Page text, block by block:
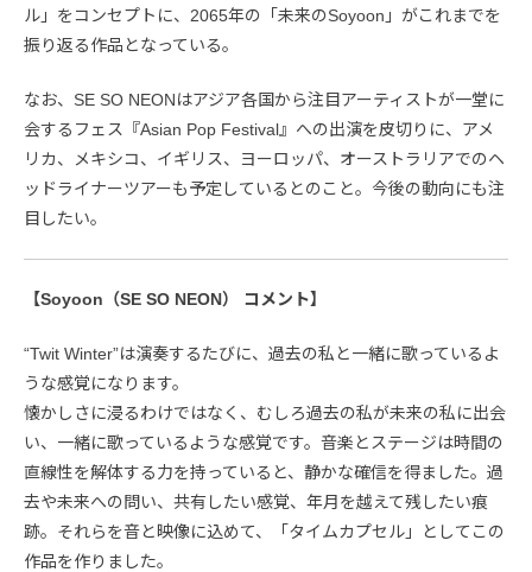
ル」をコンセプトに、2065年の「未来のSoyoon」がこれまでを
振り返る作品となっている。
なお、SE SO NEONはアジア各国から注目アーティストが一堂に
会するフェス『Asian Pop Festival』への出演を皮切りに、アメ
リカ、メキシコ、イギリス、ヨーロッパ、オーストラリアでのヘ
ッドライナーツアーも予定しているとのこと。今後の動向にも注
目したい。
【Soyoon（SE SO NEON） コメント】
“Twit Winter”は演奏するたびに、過去の私と一緒に歌っているよ
うな感覚になります。
懐かしさに浸るわけではなく、むしろ過去の私が未来の私に出会
い、一緒に歌っているような感覚です。音楽とステージは時間の
直線性を解体する力を持っていると、静かな確信を得ました。過
去や未来への問い、共有したい感覚、年月を越えて残したい痕
跡。それらを音と映像に込めて、「タイムカプセル」としてこの
作品を作りました。